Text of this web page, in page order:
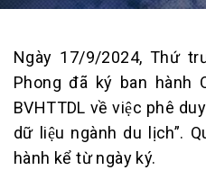
Ngày 17/9/2024, Thứ
Phong đã ký ban hành
BVHTTDL về việc phê
dữ liệu ngành du lịch”.
hành kể từ ngày ký.